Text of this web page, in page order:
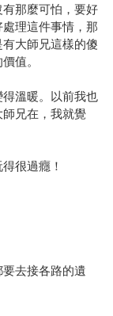
那麼可怕，要好
理這件事情，那
大師兄這樣的傻
值。
溫暖。以前我也
兄在，我就覺
很過癮！
去接各路的遺